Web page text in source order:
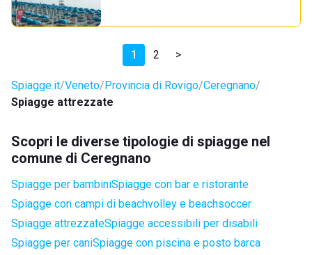
1 2 >
Spiagge.it Veneto Provincia di Rovigo Ceregnano
Spiagge attrezzate
Scopri le diverse tipologie di spiagge nel
comune di Ceregnano
Spiagge per bambiniSpiagge con bar e ristorante
Spiagge con campi di beachvolley e beachsoccer
Spiagge attrezzateSpiagge accessibili per disabili
Spiagge per caniSpiagge con piscina e posto barca